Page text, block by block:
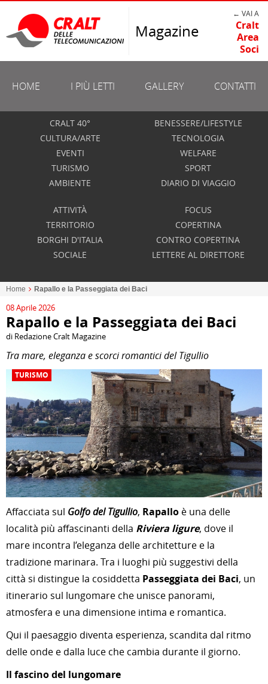
Magazine
← VAI A
Cralt
Area
Soci
HOME I PIÙ LETTI GALLERY CONTATTI
CRALT 40°
CULTURA/ARTE
EVENTI
TURISMO
AMBIENTE
BENESSERE/LIFESTYLE
TECNOLOGIA
WELFARE
SPORT
DIARIO DI VIAGGIO
ATTIVITÀ
TERRITORIO
BORGHI D'ITALIA
SOCIALE
FOCUS
COPERTINA
CONTRO COPERTINA
LETTERE AL DIRETTORE
Home Rapallo e la Passeggiata dei Baci
08 Aprile 2026
Rapallo e la Passeggiata dei Baci
di Redazione Cralt Magazine
Tra mare, eleganza e scorci romantici del Tigullio
TURISMO
Affacciata sul Golfo del Tigullio, Rapallo è una delle
località più affascinanti della Riviera ligure, dove il
mare incontra l’eleganza delle architetture e la
tradizione marinara. Tra i luoghi più suggestivi della
città si distingue la cosiddetta Passeggiata dei Baci, un
itinerario sul lungomare che unisce panorami,
atmosfera e una dimensione intima e romantica.
Qui il paesaggio diventa esperienza, scandita dal ritmo
delle onde e dalla luce che cambia durante il giorno.
Il fascino del lungomare